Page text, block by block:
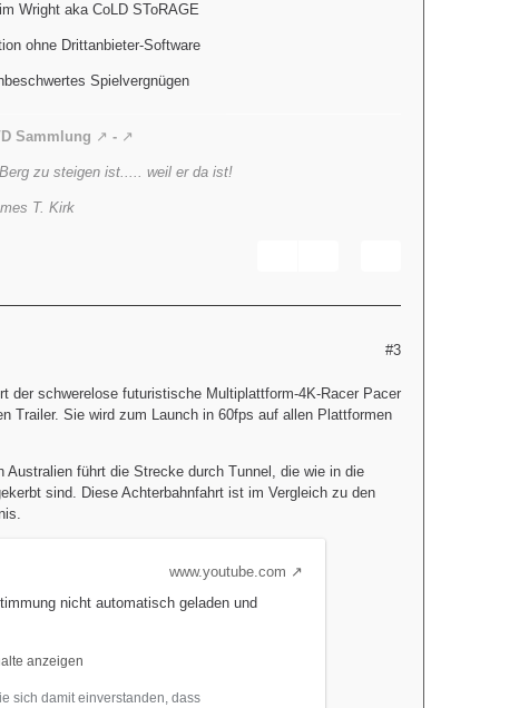
Wright aka CoLD SToRAGE
ohne Drittanbieter-Software
Spielvergnügen
Sammlung -
zu steigen ist..... weil er da ist!
T. Kirk
#3
der schwerelose futuristische Multiplattform-4K-Racer Pacer
Trailer. Sie wird zum Launch in 60fps auf allen Plattformen
Australien führt die Strecke durch Tunnel, die wie in die
sind. Diese Achterbahnfahrt ist im Vergleich zu den
www.youtube.com
nicht automatisch geladen und
anzeigen
sich damit einverstanden, dass